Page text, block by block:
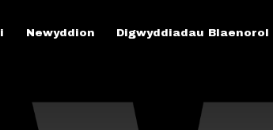
Newyddion Digwyddiadau Blaenorol